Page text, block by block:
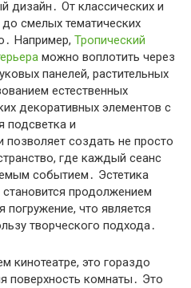
дизайн․ От классических и
смелых тематических
Например, Тропический
можно воплотить через
панелей, растительных
естественных
декоративных элементов с
подсветка и
создать не просто
где каждый сеанс
событием․ Эстетика
продолжением
что является
творческого подхода․
кинотеатре, это гораздо
поверхность комнаты․ Это